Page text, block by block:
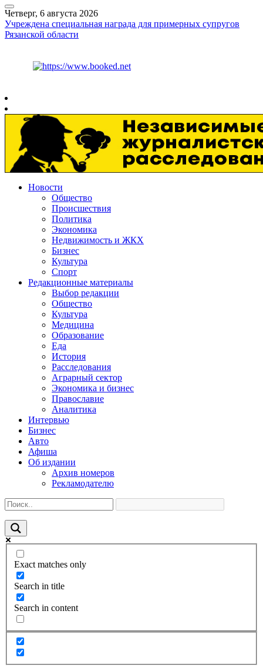
Четверг, 6 августа 2026
Учреждена специальная награда для примерных супругов
Рязанской области
Новости
Общество
Происшествия
Политика
Экономика
Недвижимость и ЖКХ
Бизнес
Культура
Спорт
Редакционные материалы
Выбор редакции
Общество
Культура
Медицина
Образование
Еда
История
Расследования
Аграрный сектор
Экономика и бизнес
Православие
Аналитика
Интервью
Бизнес
Авто
Афиша
Об издании
Архив номеров
Рекламодателю
Exact matches only
Search in title
Search in content